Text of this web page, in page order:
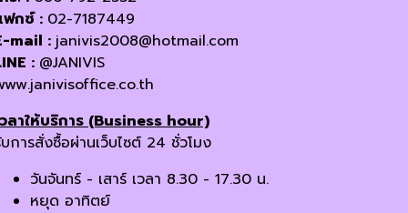
กซ์ : 02-7187449
mail : janivis2008@hotmail.com
: @JANIVIS
ลาให้บริการ (Business hour)
การสั่งซื้อผ่านเว็บไซต์ 24 ชั่วโมง
วันจันทร์ - เสาร์ เวลา 8.30 - 17.30 น.
หยุด อาทิตย์